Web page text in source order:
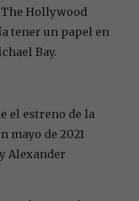
Hollywood
tener un papel en
Bay.
el estreno de la
mayo de 2021
Alexander